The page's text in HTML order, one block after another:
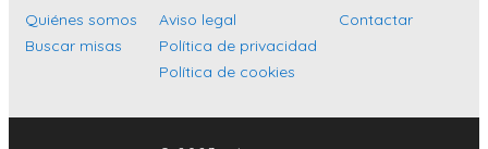
Las Palmas
Málaga
Toledo
Quiénes somos
Buscar misas
Aviso legal
Política de privacidad
Política de cookies
Contactar